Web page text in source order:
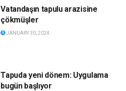
Vatandaşın tapulu arazisine
çökmüşler
JANUARY 30, 2024
Tapuda yeni dönem: Uygulama
bugün başlıyor